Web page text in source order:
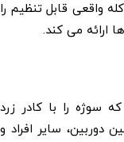
واقعی قابل تنظیم را
ارائه می کند.
سوژه را با کادر زرد
دوربین، سایر افراد و